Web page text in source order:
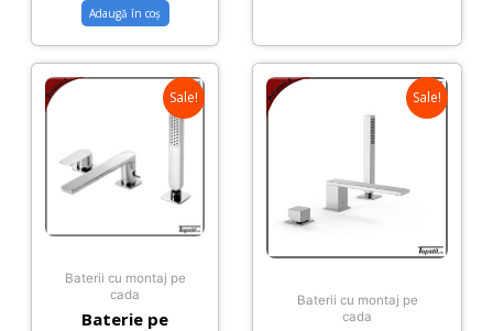
Adaugă în coș
Sale!
Baterii cu montaj pe
cada
Baterie pe
Sale!
Baterii cu montaj pe
cada